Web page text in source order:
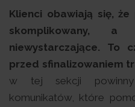
Klienci obawiają się,
skomplikowany, a
niewystarczające. To
przed sfinalizowaniem
w tej sekcji
komunikatów, które